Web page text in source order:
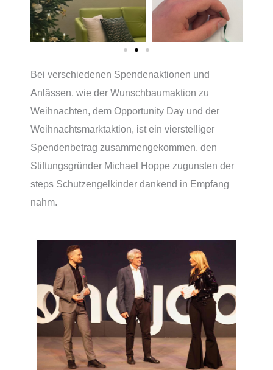
Bei verschiedenen Spendenaktionen und
Anlässen, wie der Wunschbaumaktion zu
Weihnachten, dem Opportunity Day und der
Weihnachtsmarktaktion, ist ein vierstelliger
Spendenbetrag zusammengekommen, den
Stiftungsgründer Michael Hoppe zugunsten der
steps Schutzengelkinder dankend in Empfang
nahm.